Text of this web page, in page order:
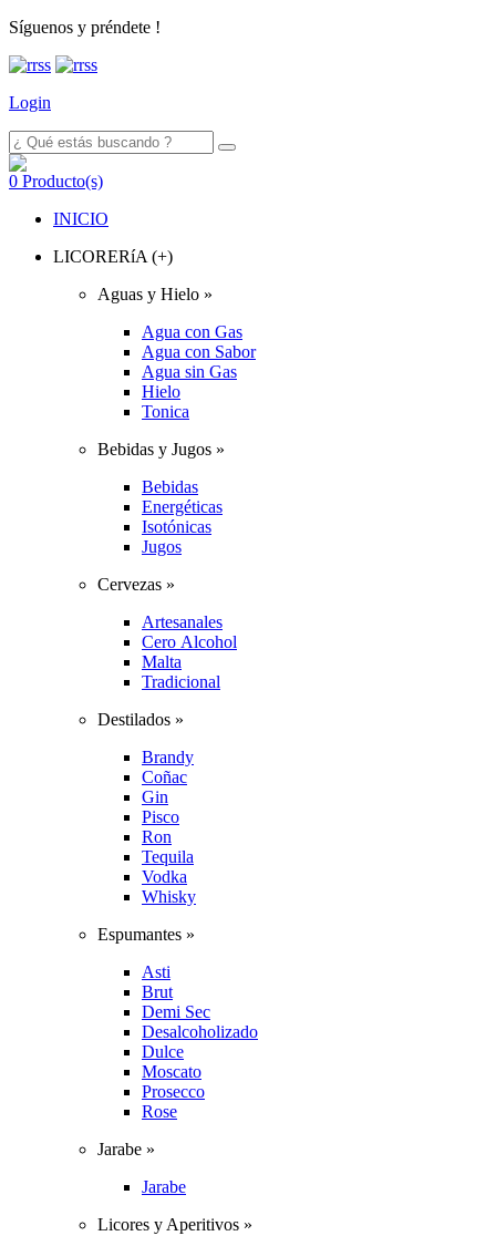
Síguenos y préndete !
Login
0 Producto(s)
INICIO
LICORERíA (+)
Aguas y Hielo »
Agua con Gas
Agua con Sabor
Agua sin Gas
Hielo
Tonica
Bebidas y Jugos »
Bebidas
Energéticas
Isotónicas
Jugos
Cervezas »
Artesanales
Cero Alcohol
Malta
Tradicional
Destilados »
Brandy
Coñac
Gin
Pisco
Ron
Tequila
Vodka
Whisky
Espumantes »
Asti
Brut
Demi Sec
Desalcoholizado
Dulce
Moscato
Prosecco
Rose
Jarabe »
Jarabe
Licores y Aperitivos »